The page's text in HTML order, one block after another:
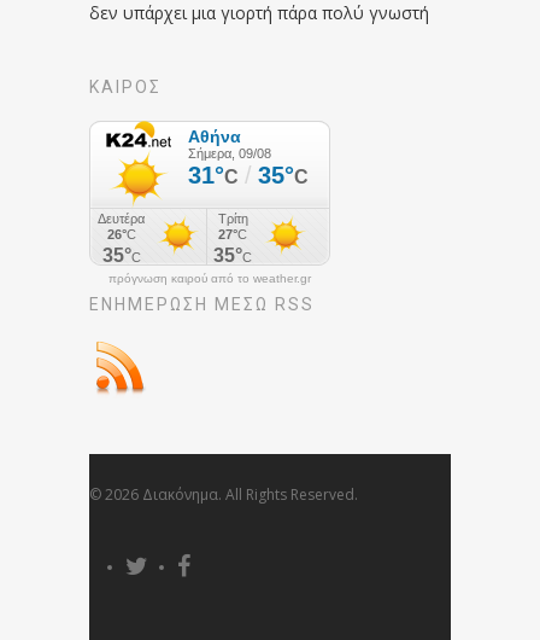
δεν υπάρχει μια γιορτή πάρα πολύ γνωστή
ΚΑΙΡΟΣ
πρόγνωση καιρού από το weather.gr
ΕΝΗΜΈΡΩΣΉ ΜΕΣΩ RSS
© 2026 Διακόνημα. All Rights Reserved.